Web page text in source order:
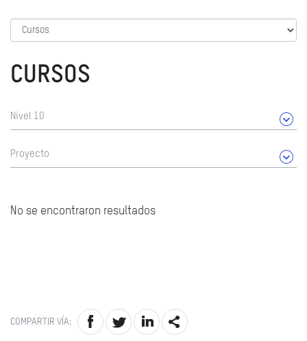
CURSOS
Nivel 10
Proyecto
No se encontraron resultados
COMPARTIR VÍA: